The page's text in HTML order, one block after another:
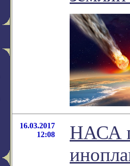
16.03.2017
12:08
НАСА